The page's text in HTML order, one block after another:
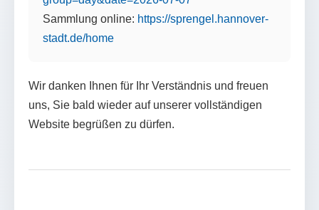
Sammlung online: https://sprengel.hannover-
stadt.de/home
Wir danken Ihnen für Ihr Verständnis und freuen
uns, Sie bald wieder auf unserer vollständigen
Website begrüßen zu dürfen.